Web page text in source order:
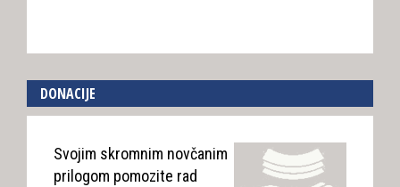
DONACIJE
Svojim skromnim novčanim
prilogom pomozite rad